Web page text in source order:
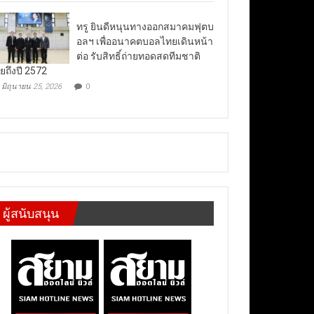
ทรู ยินดีหนุนทางออกสมาคมฟุตบ
อลฯ เพื่ออนาคตบอลไทยเดินหน้า
ต่อ รับสิทธิ์ถ่ายทอดสดทีมชาติ
ถึงปี 2572
มิถุนายน 25, 2026 0
ผู้สนับสนุน